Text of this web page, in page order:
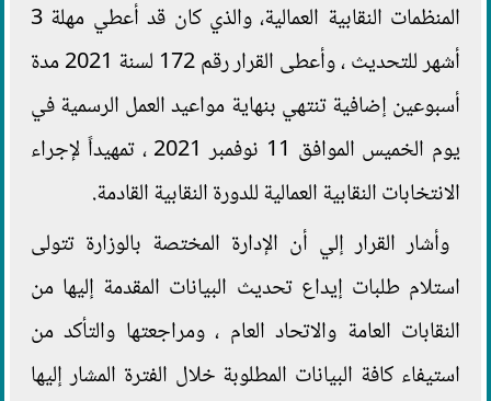
المنظمات النقابية العمالية، والذي كان قد أعطي مهلة 3
أشهر للتحديث ، وأعطى القرار رقم 172 لسنة 2021 مدة
أسبوعين إضافية تنتهي بنهاية مواعيد العمل الرسمية في
يوم الخميس الموافق 11 نوفمبر 2021 ، تمهيداً لإجراء
الانتخابات النقابية العمالية للدورة النقابية القادمة.
وأشار القرار إلي أن الإدارة المختصة بالوزارة تتولى
استلام طلبات إيداع تحديث البيانات المقدمة إليها من
النقابات العامة والاتحاد العام ، ومراجعتها والتأكد من
استيفاء كافة البيانات المطلوبة خلال الفترة المشار إليها